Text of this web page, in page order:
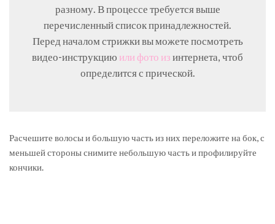
разному. В процессе требуется выше
перечисленный список принадлежностей.
Перед началом стрижки вы можете посмотреть
видео-инструкцию или фото из интернета, чтоб
определится с прической.
Расчешите волосы и большую часть из них переложите на бок, с
меньшей стороны снимите небольшую часть и профилируйте
кончики.